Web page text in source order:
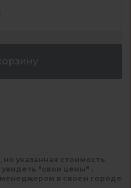
указанная стоимость
"свои цены" .
в своем городе